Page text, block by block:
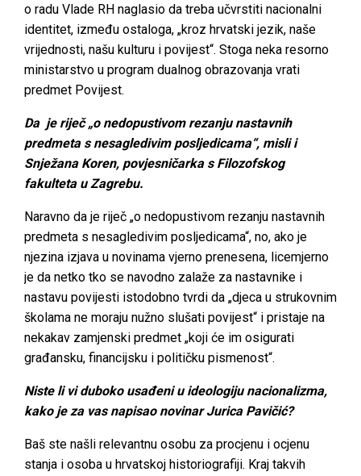
o radu Vlade RH naglasio da treba učvrstiti nacionalni
identitet, između ostaloga, „kroz hrvatski jezik, naše
vrijednosti, našu kulturu i povijest“. Stoga neka resorno
ministarstvo u program dualnog obrazovanja vrati
predmet Povijest.
Da je riječ „o nedopustivom rezanju nastavnih
predmeta s nesagledivim posljedicama“, misli i
Snježana Koren, povjesničarka s Filozofskog
fakulteta u Zagrebu.
Naravno da je riječ „o nedopustivom rezanju nastavnih
predmeta s nesagledivim posljedicama“, no, ako je
njezina izjava u novinama vjerno prenesena, licemjerno
je da netko tko se navodno zalaže za nastavnike i
nastavu povijesti istodobno tvrdi da „djeca u strukovnim
školama ne moraju nužno slušati povijest“ i pristaje na
nekakav zamjenski predmet „koji će im osigurati
građansku, financijsku i političku pismenost“.
Niste li vi duboko usađeni u ideologiju nacionalizma,
kako je za vas napisao novinar Jurica Pavičić?
Baš ste našli relevantnu osobu za procjenu i ocjenu
stanja i osoba u hrvatskoj historiografiji. Kraj takvih